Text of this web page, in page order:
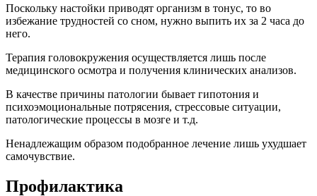
Поскольку настойки приводят организм в тонус, то во
избежание трудностей со сном, нужно выпить их за 2 часа до
него.
Терапия головокружения осуществляется лишь после
медицинского осмотра и получения клинических анализов.
В качестве причины патологии бывает гипотония и
психоэмоциональные потрясения, стрессовые ситуации,
патологические процессы в мозге и т.д.
Ненадлежащим образом подобранное лечение лишь ухудшает
самочувствие.
Профилактика